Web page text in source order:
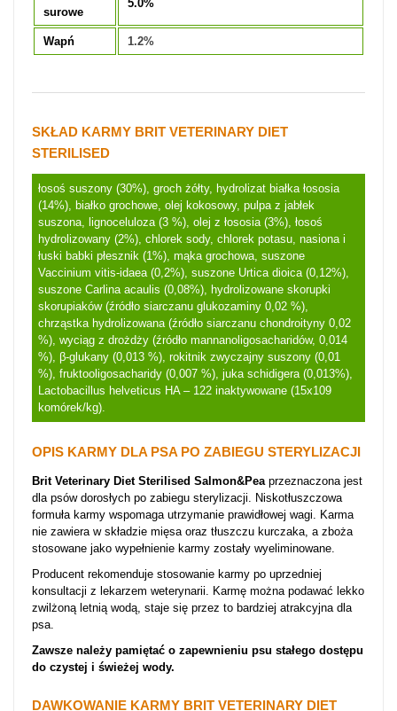
surowe
5.0%
Wapń 1.2%
SKŁAD KARMY BRIT VETERINARY DIET
STERILISED
łosoś suszony (30%), groch żółty, hydrolizat białka łososia
(14%), białko grochowe, olej kokosowy, pulpa z jabłek
suszona, lignoceluloza (3 %), olej z łososia (3%), łosoś
hydrolizowany (2%), chlorek sody, chlorek potasu, nasiona i
łuski babki płesznik (1%), mąka grochowa, suszone
Vaccinium vitis-idaea (0,2%), suszone Urtica dioica (0,12%),
suszone Carlina acaulis (0,08%), hydrolizowane skorupki
skorupiaków (źródło siarczanu glukozaminy 0,02 %),
chrząstka hydrolizowana (źródło siarczanu chondroityny 0,02
%), wyciąg z drożdży (źródło mannanoligosacharidów, 0,014
%), β-glukany (0,013 %), rokitnik zwyczajny suszony (0,01
%), fruktooligosacharidy (0,007 %), juka schidigera (0,013%),
Lactobacillus helveticus HA – 122 inaktywowane (15x109
komórek/kg).
OPIS KARMY DLA PSA PO ZABIEGU STERYLIZACJI
Brit Veterinary Diet Sterilised Salmon&Pea przeznaczona jest
dla psów dorosłych po zabiegu sterylizacji. Niskotłuszczowa
formuła karmy wspomaga utrzymanie prawidłowej wagi. Karma
nie zawiera w składzie mięsa oraz tłuszczu kurczaka, a zboża
stosowane jako wypełnienie karmy zostały wyeliminowane.
Producent rekomenduje stosowanie karmy po uprzedniej
konsultacji z lekarzem weterynarii. Karmę można podawać lekko
zwilżoną letnią wodą, staje się przez to bardziej atrakcyjna dla
psa.
Zawsze należy pamiętać o zapewnieniu psu stałego dostępu
do czystej i świeżej wody.
DAWKOWANIE KARMY BRIT VETERINARY DIET